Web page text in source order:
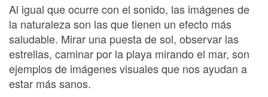
Al igual que ocurre con el sonido, las imágenes de
la naturaleza son las que tienen un efecto más
saludable. Mirar una puesta de sol, observar las
estrellas, caminar por la playa mirando el mar, son
ejemplos de imágenes visuales que nos ayudan a
estar más sanos.